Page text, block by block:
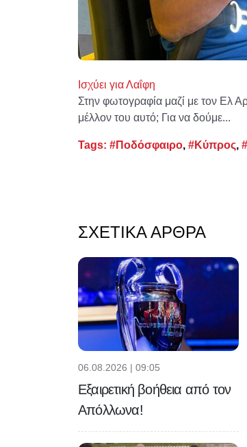
Ισχύει για Λαΐφη
Στην φωτογραφία μαζί με τον Ελ
μέλλον του αυτό; Για να δούμε...
Tags: #Ποδόσφαιρο, #Κύπρος,
ΣΧΕΤΙΚΆ ΆΡΘΡΑ
06.08.2026 | 09:05
Εξαιρετική βοήθεια από τον
Απόλλωνα!